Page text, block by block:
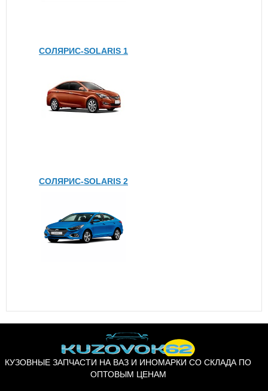
СОЛЯРИС-SOLARIS 1
СОЛЯРИС-SOLARIS 2
КУЗОВНЫЕ ЗАПЧАСТИ НА ВАЗ И ИНОМАРКИ СО СКЛАДА ПО
ОПТОВЫМ ЦЕНАМ